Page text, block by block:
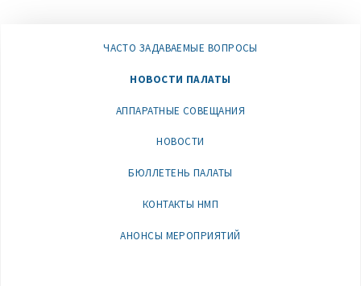
ЧАСТО ЗАДАВАЕМЫЕ ВОПРОСЫ
НОВОСТИ ПАЛАТЫ
АППАРАТНЫЕ СОВЕЩАНИЯ
НОВОСТИ
БЮЛЛЕТЕНЬ ПАЛАТЫ
КОНТАКТЫ НМП
АНОНСЫ МЕРОПРИЯТИЙ